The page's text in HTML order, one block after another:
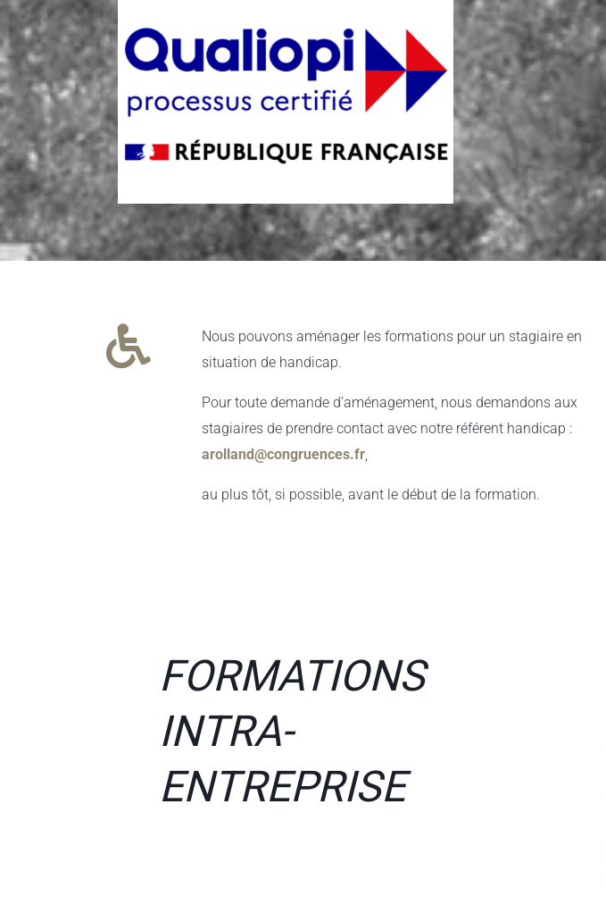
Nous pouvons aménager les formations pour un stagiaire en
situation de handicap.
Pour toute demande d’aménagement, nous demandons aux
stagiaires de prendre contact avec notre référent handicap :
arolland@congruences.fr,
au plus tôt, si possible, avant le début de la formation.
FORMATIONS
INTRA-
ENTREPRISE